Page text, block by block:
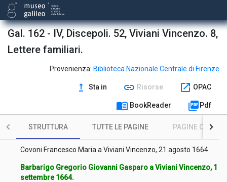
Gal. 162 - IV, Discepoli. 52, Viviani Vincenzo. 8,
Lettere familiari.
Provenienza: Biblioteca Nazionale Centrale di Firenze
upgrade Sta in link Risorse open_in_new OPAC
menu_book BookReader picture_as_pdf Pdf
STRUTTURA TUTTE LE PAGINE PAGINE CON
Molara Bruto (della) a Viviani Vincenzo, 8 aprile 1664.
Molara Bruto (della) a Viviani Vincenzo, 13 aprile 1664.
Molara Bruto (della) a Viviani Vincenzo, 19 aprile 1664.
Molara Bruto (della) a Viviani Vincenzo, 18 aprile 1664.
Molara Bruto (della) a Viviani Vincenzo, 24 aprile 1664.
Molara Bruto (della) a Viviani Vincenzo, 3 maggio 1664.
Serenai Lodovico a Viviani Vincenzo, 7 agosto 1664.
Covoni Francesco Maria a Viviani Vincenzo, 21 agosto 1664.
Barbarigo Gregorio Giovanni Gasparo a Viviani Vincenzo, 1
settembre 1664.